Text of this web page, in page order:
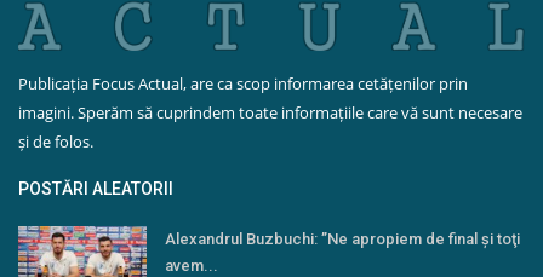
Publicația Focus Actual, are ca scop informarea cetățenilor prin
imagini. Sperăm să cuprindem toate informațiile care vă sunt necesare
și de folos.
POSTĂRI ALEATORII
Alexandrul Buzbuchi: ’’Ne apropiem de final şi toţi
avem...